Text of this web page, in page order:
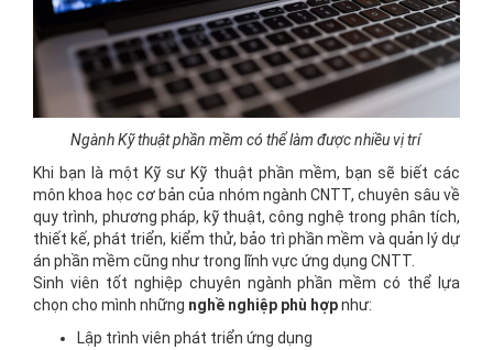
Ngành Kỹ thuật phần mềm có thể làm được nhiều vị trí
Khi bạn là một Kỹ sư Kỹ thuật phần mềm, bạn sẽ biết các
môn khoa học cơ bản của nhóm ngành CNTT, chuyên sâu về
quy trình, phương pháp, kỹ thuật, công nghệ trong phân tích,
thiết kế, phát triển, kiểm thử, bảo trì phần mềm và quản lý dự
án phần mềm cũng như trong lĩnh vực ứng dụng CNTT.
Sinh viên tốt nghiệp chuyên ngành phần mềm có thể lựa
chọn cho mình những nghề nghiệp phù hợpnhư:
Lập trình viên phát triển ứng dụng